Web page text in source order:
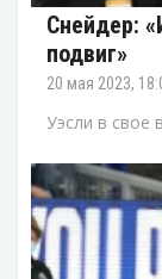
Снейдер:
подвиг»
20 мая 2023,
Уэсли в свое